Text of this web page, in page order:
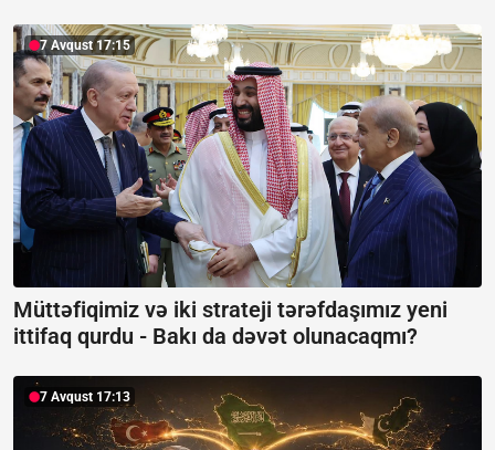
7 Avqust 17:15
Müttəfiqimiz və iki strateji tərəfdaşımız yeni
ittifaq qurdu - Bakı da dəvət olunacaqmı?
7 Avqust 17:13